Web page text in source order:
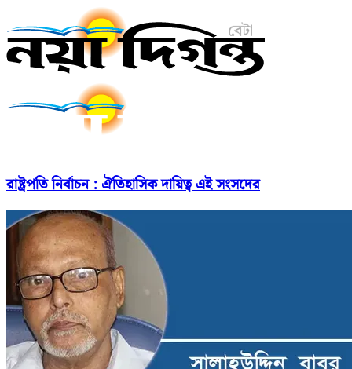
রাষ্ট্রপতি নির্বাচন : ঐতিহাসিক দায়িত্ব এই সংসদের